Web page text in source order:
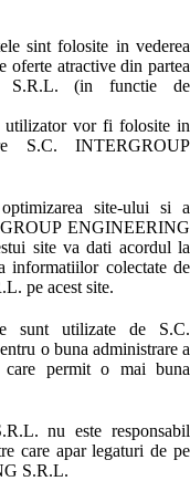
sint folosite in vederea
atractive din partea
S.R.L. (in functie de
utilizator vor fi folosite in
S.C. INTERGROUP
site-ului si a
ENGINEERING
site va dati acordul la
informatiilor colectate de
pe acest site.
sunt utilizate de S.C.
o buna administrare a
permit o mai buna
nu este responsabil
care apar legaturi de pe
S.R.L.